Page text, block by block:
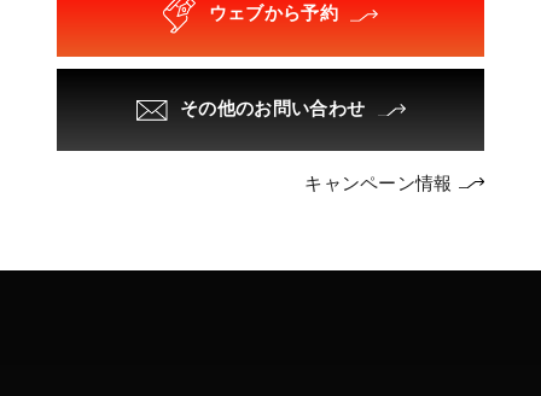
ウェブから予約
その他のお問い合わせ
キャンペーン情報